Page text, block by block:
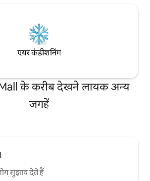
एयर कंडीशनिंग
के करीब देखने लायक अन्य
जगहें
सुझाव देते हैं